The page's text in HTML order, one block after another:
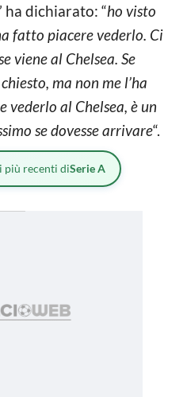
ha dichiarato: “ho visto
fatto piacere vederlo. Ci
viene al Chelsea. Se
ma non me l’ha
al Chelsea, è un
se dovesse arrivare“.
più recenti diSerie A